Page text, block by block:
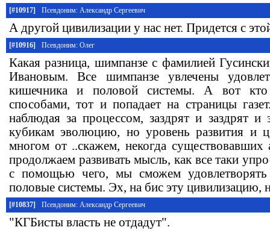
[#10917] Псевдоним: Александр Сергеевич
А другой цивилизации у нас нет. Придется с
[#10916] Псевдоним: Олег
Какая разница, шимпанзе с фамилией
Ивановым. Все шимпанзе увлечены
кишечника и половой системы. А вот кто
способами, тот и попадает на страницы
наблюдая за процессом, заздрят и заздрят
кубикам эволюцию, но уровень развития и
многом от ..скажем, некогда
продолжаем развивать мысль, как все таки
с помощью чего, мы сможем
половые системы. Эх, на бис эту цивилизацию,
[#10837] Псевдоним: Александр Сергеевич
"КГБисты власть не отдадут".